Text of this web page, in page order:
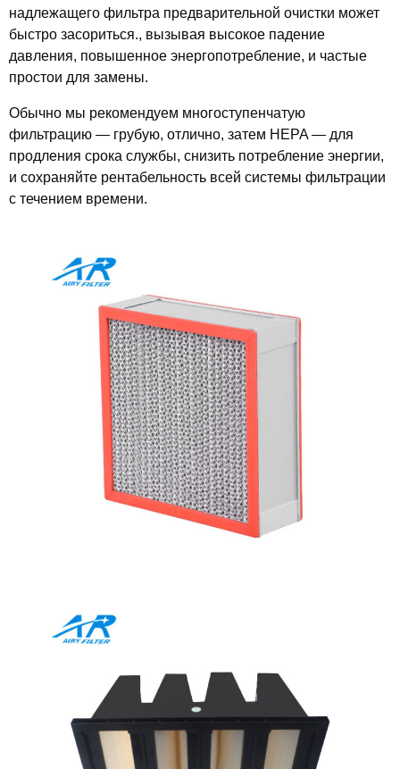
надлежащего фильтра предварительной очистки может
быстро засориться., вызывая высокое падение
давления, повышенное энергопотребление, и частые
простои для замены.
Обычно мы рекомендуем многоступенчатую
фильтрацию — грубую, отлично, затем HEPA — для
продления срока службы, снизить потребление энергии,
и сохраняйте рентабельность всей системы фильтрации
с течением времени.